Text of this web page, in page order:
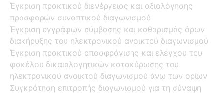
Έγκριση πρακτικού διενέργειας και αξιολόγησης
προσφορών συνοπτικού διαγωνισμού
Έγκριση εγγράφων σύμβασης και καθορισμός όρων
διακήρυξης του ηλεκτρονικού ανοικτού διαγωνισμού
Έγκριση πρακτικού αποσφράγισης και ελέγχου του
φακέλου δικαιολογητικών κατακύρωσης του
ηλεκτρονικού ανοικτού διαγωνισμού άνω των ορίων
Συγκρότηση επιτροπής διαγωνισμού για τη σύναψη